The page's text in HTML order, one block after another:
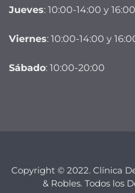
Jueves: 10:00-14:00 y
Viernes: 10:00-14:00 y
Sábado: 10:00-20:00
Copyright © 2022. Clínica
& Robles. Todos los